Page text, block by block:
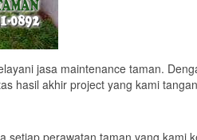
jasa maintenance taman.
hasil akhir project yang kami
perawatan taman yang kami